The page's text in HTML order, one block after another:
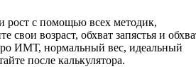
рост с помощью всех методик,
свои возраст, обхват запястья и
ИМТ, нормальный вес, идеальный
после калькулятора.